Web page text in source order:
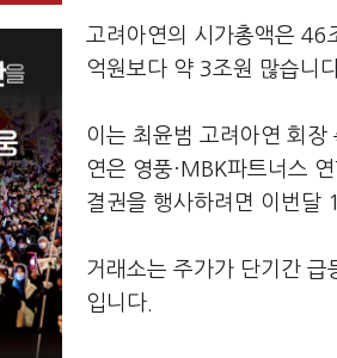
고려아연의 시가총액은 46
억원보다 약 3조원 많습니
이는 최윤범 고려아연 회장
연은 영풍·MBK파트너스
결권을 행사하려면 이번달
거래소는 주가가 단기간
입니다.